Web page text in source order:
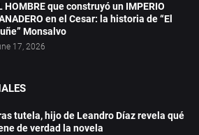
HOMBRE que construyó un IMPERIO
en el Cesar: la historia de “El
Monsalvo
17, 2026
tutela, hijo de Leandro Díaz revela qué
de verdad la novela